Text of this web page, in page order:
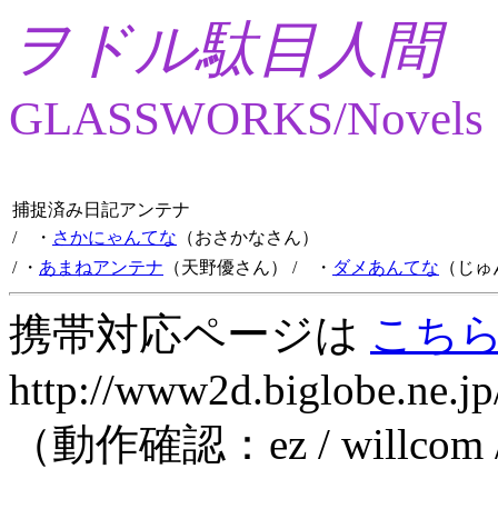
ヲドル駄目人間
GLASSWORKS/Novels
捕捉済み日記アンテナ
/ ・ さかにゃんてな （おさかなさん）
/ ・ あまねアンテナ （天野優さん） / ・ ダメあんてな （じ
携帯対応ページは こち
http://
（動作確認：ez /